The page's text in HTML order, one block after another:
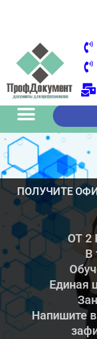
ПОЛУЧИТЕ
ОТ 2
В
Единая
Напишите